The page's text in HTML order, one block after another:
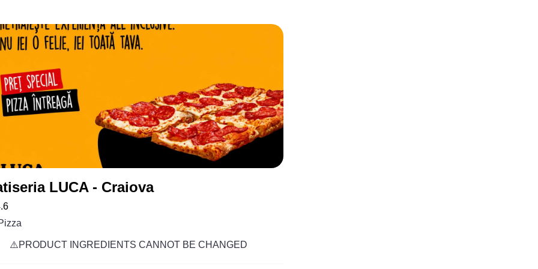
LUCA - Craiova
⚠️PRODUCT INGREDIENTS CANNOT BE CHANGED